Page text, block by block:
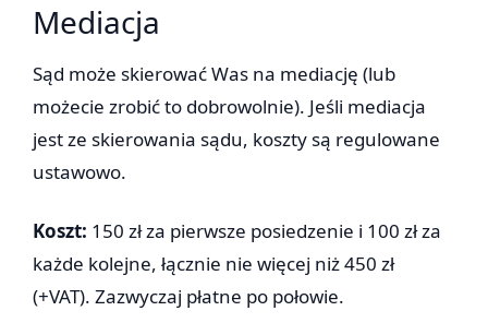
Mediacja
Sąd może skierować Was na mediację (lub
możecie zrobić to dobrowolnie). Jeśli mediacja
jest ze skierowania sądu, koszty są regulowane
ustawowo.
Koszt: 150 zł za pierwsze posiedzenie i 100 zł za
każde kolejne, łącznie nie więcej niż 450 zł
(+VAT). Zazwyczaj płatne po połowie.